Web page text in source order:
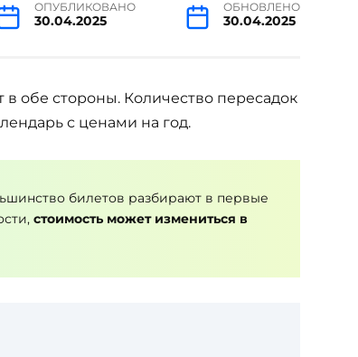
ОПУБЛИКОВАНО
30.04.2025
ОБНОВЛЕНО
30.04.2025
в обе стороны. Количество пересадок
с ценами на год.
билетов разбирают в первые
стоимость может измениться в